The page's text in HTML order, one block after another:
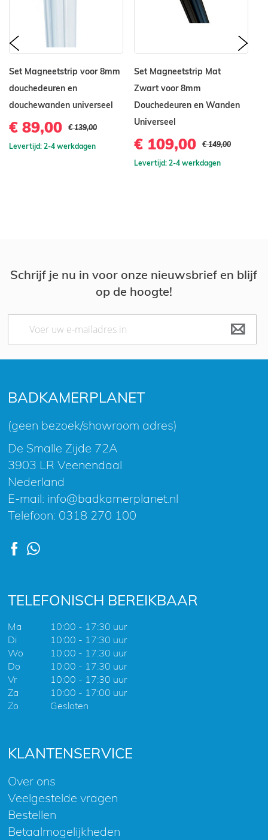
Set Magneetstrip voor 8mm
douchedeuren en
douchewanden universeel
€ 89,00 € 139,00
Levertijd: 2-4 werkdagen
Set Magneetstrip Mat
Zwart voor 8mm
Douchedeuren en Wanden
Universeel
€ 109,00 € 149,00
Levertijd: 2-4 werkdagen
BADKAMERPLANET
(geen bezoek/showroom adres)
De Smalle Zijde 72A
3903 LR Veenendaal
Nederland
E-mail: info@badkamerplanet.nl
Telefoon: 0318 270 100
TELEFONISCH BEREIKBAAR
Ma
10:00 - 17:30 uur
Di
10:00 - 17:30 uur
Wo
10:00 - 17:30 uur
Do
10:00 - 17:30 uur
Vr
10:00 - 17:30 uur
Za
10:00 - 17:00 uur
Zo
Gesloten
KLANTENSERVICE
Over ons
Veelgestelde vragen
Bestellen
Betaalmogelijkheden
Schrijf je nu in voor onze nieuwsbrief en blijf
op de hoogte!
Abonneer
op
nieuwsbrief